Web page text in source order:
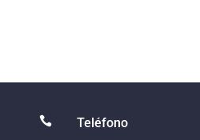
 Teléfono